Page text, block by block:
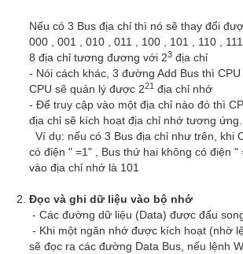
Nếu có 3 Bus địa chỉ thì nó sẽ thay đổi
000 , 001 , 010 , 011 , 100 , 101 , 110 , 111
8 địa chỉ tương đương với 23 địa chỉ
- Nói cách khác, 3 đường Add Bus thì
CPU sẽ quản lý được 221 địa chỉ nhớ
- Để truy cập vào một địa chỉ nào đó thì
địa chỉ sẽ kích hoạt địa chỉ nhớ tương ứng.
Ví dụ: nếu có 3 Bus địa chỉ như trên, khi
có điện " =1" , Bus thứ hai không có điện
vào địa chỉ nhớ là 101
Đọc và ghi dữ liệu vào bộ nhớ
- Các đường dữ liệu (Data) được đấu
- Khi một ngăn nhớ được kích hoạt (nhờ
sẽ đọc ra các đường Data Bus, nếu lệnh